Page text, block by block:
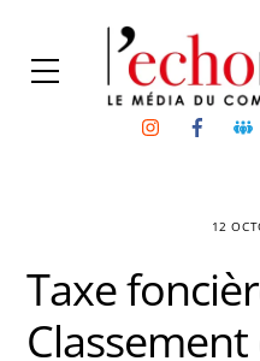
content
Menu
Instagram
12
Taxe
Classement